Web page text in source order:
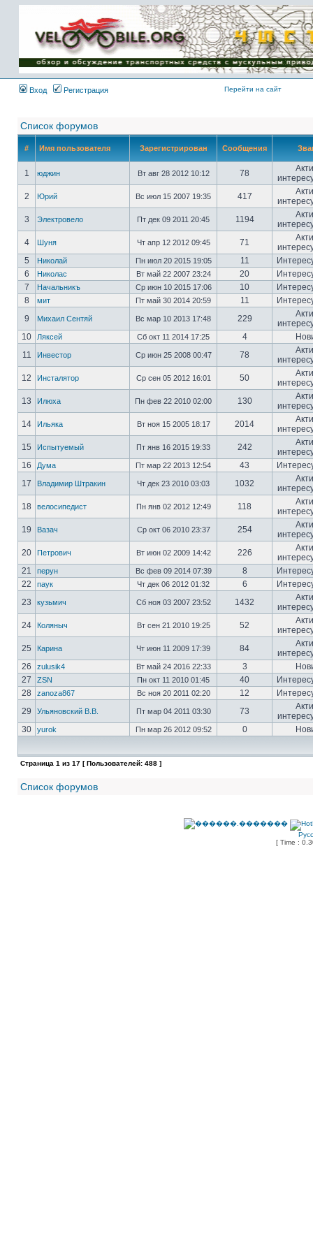
Имя пользователя:
Пароль:
{ LOG_ME_IN_SHORT
}
Вход
Регистрация Перейти на сайт
Список форумов
# Имя пользователя Зарегистрирован Сообщения
1 юджин Вт авг 28 2012 10:12 78
2
Юрий Вс июл 15 2007 19:35 417
3
Электровело Пт дек 09 2011 20:45 1194
4
Шуня Чт апр 12 2012 09:45 71
5
Николай Пн июл 20 2015 19:05 11
6
Николас Вт май 22 2007 23:24 20
7
Начальникъ Ср июн 10 2015 17:06 10
8
мит Пт май 30 2014 20:59 11
9
Михаил Сентяй Вс мар 10 2013 17:48 229
10
Ляксей Сб окт 11 2014 17:25 4
11
Инвестор Ср июн 25 2008 00:47 78
12
Инсталятор Ср сен 05 2012 16:01 50
13
Илюха Пн фев 22 2010 02:00 130
14
Ильяка Вт ноя 15 2005 18:17 2014
15
Испытуемый Пт янв 16 2015 19:33 242
16
Дума Пт мар 22 2013 12:54 43
17
Владимир Штракин Чт дек 23 2010 03:03 1032
18
велосипедист Пн янв 02 2012 12:49 118
19
Вазач Ср окт 06 2010 23:37 254
20
Петрович Вт июн 02 2009 14:42 226
21
перун Вс фев 09 2014 07:39 8
22
паук Чт дек 06 2012 01:32 6
23
кузьмич Сб ноя 03 2007 23:52 1432
24
Коляныч Вт сен 21 2010 19:25 52
25
Карина Чт июн 11 2009 17:39 84
26
zulusik4 Вт май 24 2016 22:33 3
27
ZSN Пн окт 11 2010 01:45 40
28
zanoza867 Вс ноя 20 2011 02:20 12
29
Ульяновский В.В. Пт мар 04 2011 03:30 73
30
yurok Пн мар 26 2012 09:52 0
Страница 1 из 17 [ Пользователей: 488 ]
Список форумов
[ Time :